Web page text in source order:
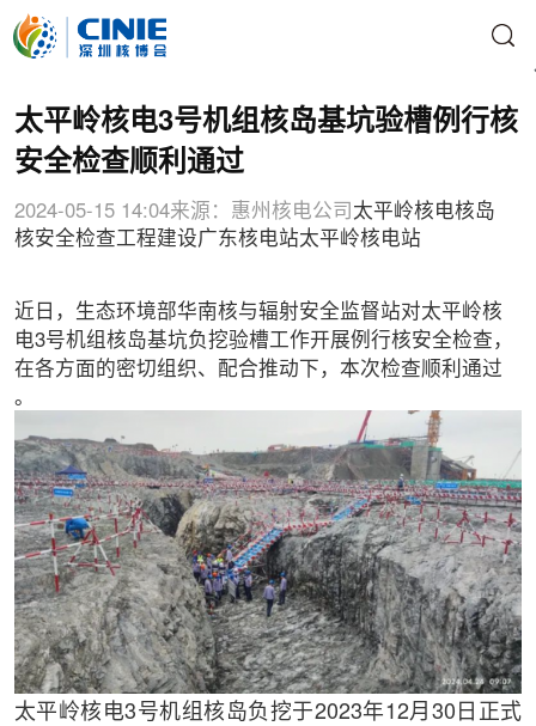
太平岭核电3号机组核岛基坑验槽例行核
安全检查顺利通过
2024-05-15 14:04来源：惠州核电公司 太平岭核电核岛
核安全检查工程建设广东核电站太平岭核电站
近日，生态环境部华南核与辐射安全监督站对太平岭核
电3号机组核岛基坑负挖验槽工作开展例行核安全检查，
在各方面的密切组织、配合推动下，本次检查顺利通过
。
太平岭核电3号机组核岛负挖于2023年12月30日正式